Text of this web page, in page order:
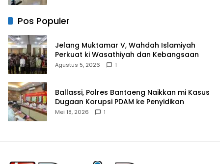
Pos Populer
Jelang Muktamar V, Wahdah Islamiyah
Perkuat ki Wasathiyah dan Kebangsaan
Agustus 5, 2026 1
Ballassi, Polres Bantaeng Naikkan mi Kasus
Dugaan Korupsi PDAM ke Penyidikan
Mei 18, 2026 1